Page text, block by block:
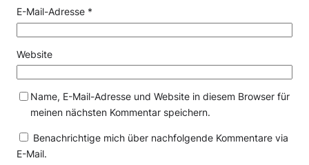
E-Mail-Adresse *
Website
Name, E-Mail-Adresse und Website in diesem Browser für
meinen nächsten Kommentar speichern.
Benachrichtige mich über nachfolgende Kommentare via
E-Mail.